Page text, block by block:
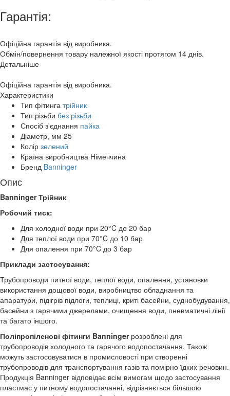
Гарантія:
Офіційна гарантія від виробника.
Обмін/повернення товару належної якості протягом 14 днів.
Детальніше
Офіційна гарантія від виробника.
Характеристики
Тип фітинга трійник
Тип різьби без різьби
Спосіб з'єднання пайка
Діаметр, мм 25
Колір зелений
Країна виробництва Німеччина
Бренд Banninger
Опис
Banninger Трійник
Робочий тиск:
Для холодної води при 20°C до 20 бар
Для теплої води при 70°C до 10 бар
Для опалення при 70°C до 3 бар
Приклади застосування:
Трубопроводи питної води, теплої води, опалення, установки
використання дощової води, виробництво обладнання та
апаратури, підігрів підлоги, теплиці, криті басейни, суднобудування,
басейни з гарячими джерелами, очищення води, пневматичні лінії
та багато іншого.
Поліпропіленові фітинги Banningerрозроблені для
трубопроводів холодного та гарячого водопостачання. Також
можуть застосовуватися в промисловості при створенні
трубопроводів для транспортування газів та помірно їдких речовин.
Продукція Banninger відповідає всім вимогам щодо застосування
пластмас у питному водопостачанні, відрізняється більшою